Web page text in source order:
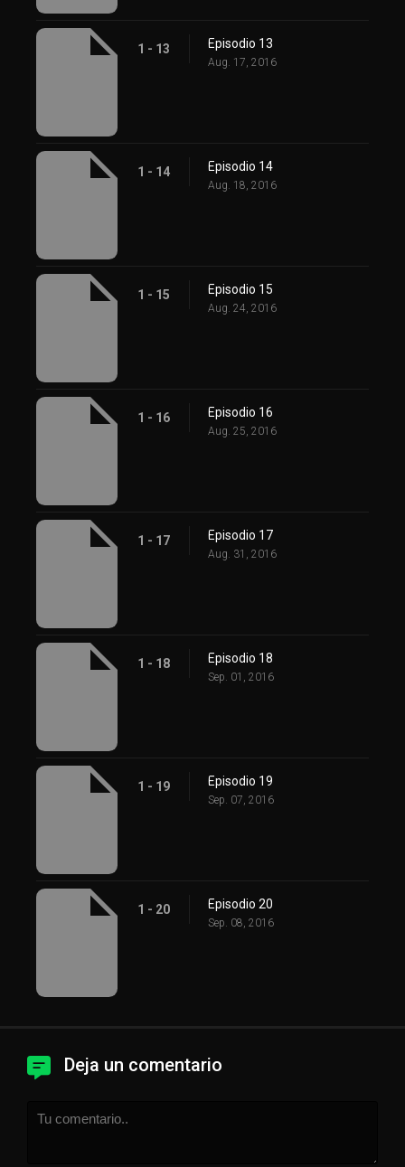
1 - 13 Episodio 13
Aug. 17, 2016
1 - 14 Episodio 14
Aug. 18, 2016
1 - 15 Episodio 15
Aug. 24, 2016
1 - 16 Episodio 16
Aug. 25, 2016
1 - 17 Episodio 17
Aug. 31, 2016
1 - 18 Episodio 18
Sep. 01, 2016
1 - 19 Episodio 19
Sep. 07, 2016
1 - 20 Episodio 20
Sep. 08, 2016
Deja un comentario